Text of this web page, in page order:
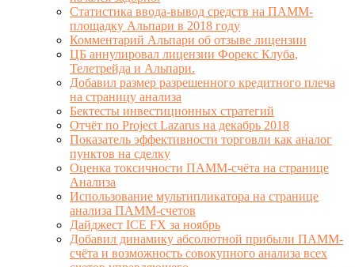
Статистика ввода-вывод средств на ПАММ-
площадку Альпари в 2018 году
Комментарий Альпари об отзыве лицензии
ЦБ аннулировал лицензии Форекс Клуба,
Телетрейда и Альпари.
Добавил размер разрешенного кредитного плеча
на страницу анализа
Бектесты инвестиционных стратегий
Отчёт по Project Lazarus на декабрь 2018
Показатель эффективности торговли как аналог
пунктов на сделку
Оценка токсичности ПАММ-счёта на странице
Анализа
Использование мультипликатора на странице
анализа ПАММ-счетов
Дайджест ICE FX за ноябрь
Добавил динамику абсолютной прибыли ПАММ-
счёта и возможность совокупного анализа всех